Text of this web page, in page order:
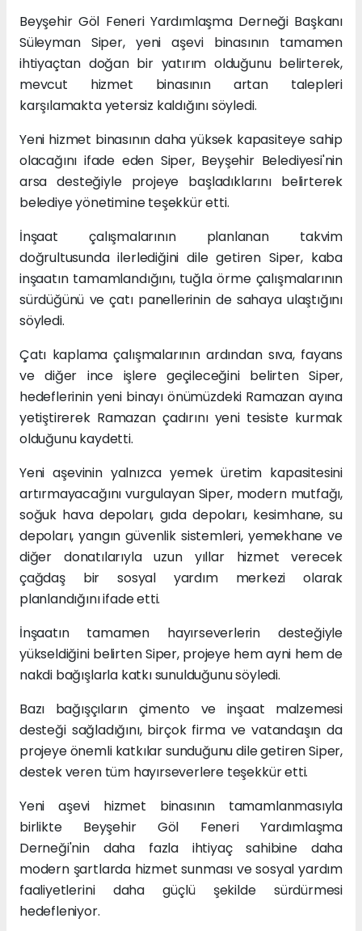
Beyşehir Göl Feneri Yardımlaşma Derneği Başkanı
Süleyman Siper, yeni aşevi binasının tamamen
ihtiyaçtan doğan bir yatırım olduğunu belirterek,
mevcut hizmet binasının artan talepleri
karşılamakta yetersiz kaldığını söyledi.
Yeni hizmet binasının daha yüksek kapasiteye sahip
olacağını ifade eden Siper, Beyşehir Belediyesi'nin
arsa desteğiyle projeye başladıklarını belirterek
belediye yönetimine teşekkür etti.
İnşaat çalışmalarının planlanan takvim
doğrultusunda ilerlediğini dile getiren Siper, kaba
inşaatın tamamlandığını, tuğla örme çalışmalarının
sürdüğünü ve çatı panellerinin de sahaya ulaştığını
söyledi.
Çatı kaplama çalışmalarının ardından sıva, fayans
ve diğer ince işlere geçileceğini belirten Siper,
hedeflerinin yeni binayı önümüzdeki Ramazan ayına
yetiştirerek Ramazan çadırını yeni tesiste kurmak
olduğunu kaydetti.
Yeni aşevinin yalnızca yemek üretim kapasitesini
artırmayacağını vurgulayan Siper, modern mutfağı,
soğuk hava depoları, gıda depoları, kesimhane, su
depoları, yangın güvenlik sistemleri, yemekhane ve
diğer donatılarıyla uzun yıllar hizmet verecek
çağdaş bir sosyal yardım merkezi olarak
planlandığını ifade etti.
İnşaatın tamamen hayırseverlerin desteğiyle
yükseldiğini belirten Siper, projeye hem ayni hem de
nakdi bağışlarla katkı sunulduğunu söyledi.
Bazı bağışçıların çimento ve inşaat malzemesi
desteği sağladığını, birçok firma ve vatandaşın da
projeye önemli katkılar sunduğunu dile getiren Siper,
destek veren tüm hayırseverlere teşekkür etti.
Yeni aşevi hizmet binasının tamamlanmasıyla
birlikte Beyşehir Göl Feneri Yardımlaşma
Derneği'nin daha fazla ihtiyaç sahibine daha
modern şartlarda hizmet sunması ve sosyal yardım
faaliyetlerini daha güçlü şekilde sürdürmesi
hedefleniyor.